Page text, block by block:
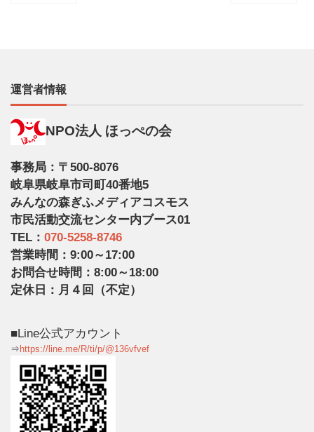
運営者情報
NPO法人 ほっぺの会
事務局：〒500-8076
岐阜県岐阜市司町40番地5
みんなの森ぎふメディアコスモス
市民活動交流センター内ブース01
TEL： 070-5258-8746
営業時間：9:00～17:00
お問合せ時間：8:00～18:00
定休日：月４回（不定）
■Line公式アカウント
⇒ https://line.me/R/ti/p/@136vfvef